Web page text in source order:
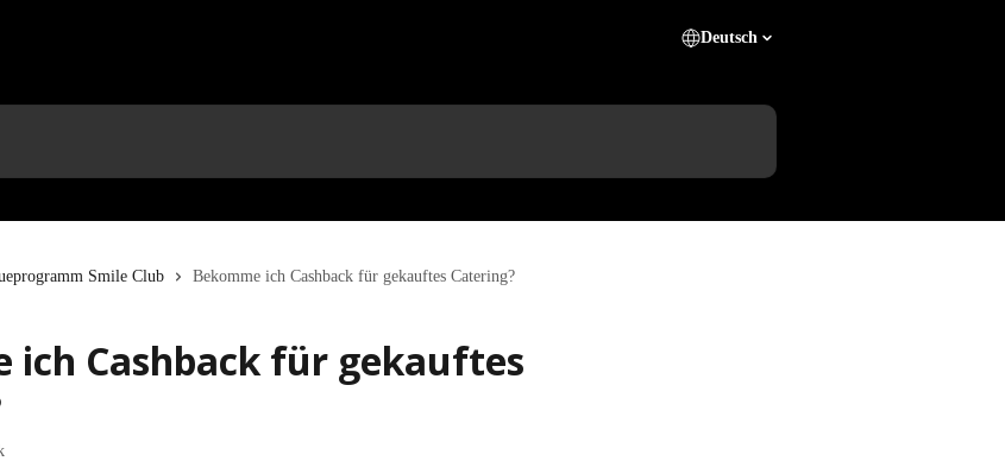
Deutsch
Smile Club Bekomme ich Cashback für gekauftes Catering?
ich Cashback für gekauftes